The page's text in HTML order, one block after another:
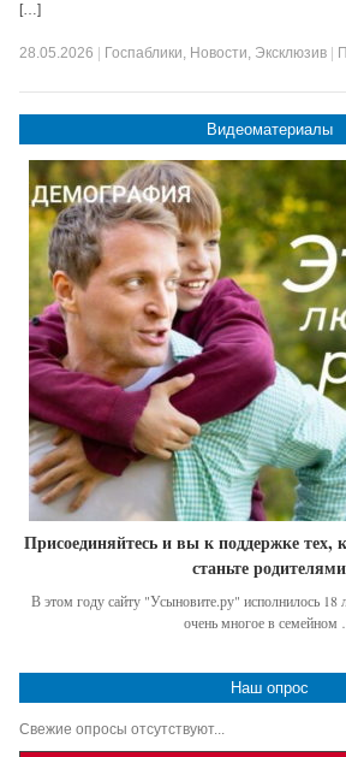
[…]
28.05.2026 Госпаблики, Новости, Эксклюзив
Видеоматериалы
Присоединяйтесь и вы к поддержке тех,
станьте родителями
В этом году сайту "Усыновите.ру" исполнилось 18
очень многое в семейном …
Наш опрос
Свежие опросы отсутствуют...